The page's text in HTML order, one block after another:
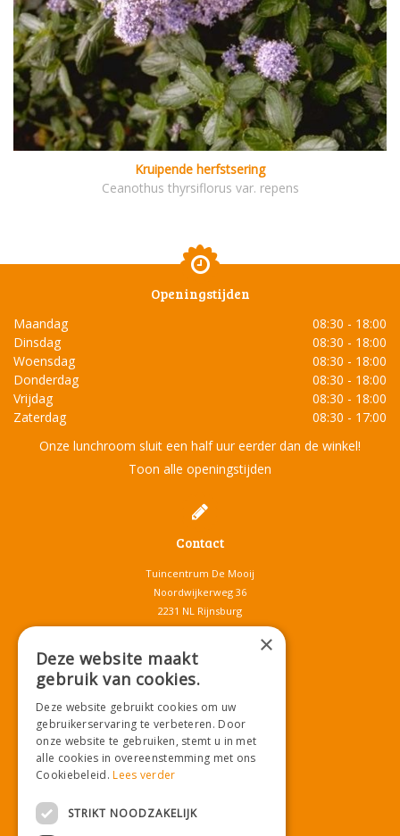
Kruipende herfstsering
Ceanothus thyrsiflorus var. repens
Openingstijden
Maandag
08:30 - 18:00
Dinsdag
08:30 - 18:00
Woensdag
08:30 - 18:00
Donderdag
08:30 - 18:00
Vrijdag
08:30 - 18:00
Zaterdag
08:30 - 17:00
Onze lunchroom sluit een half uur eerder dan de winkel!
Toon alle openingstijden
Contact
Tuincentrum De Mooij
Noordwijkerweg 36
2231 NL Rijnsburg
T.071-4080959
info@tuincentrumdemooij.nl
Download onze App!
×
Deze website maakt
gebruik van cookies.
Deze website gebruikt cookies om uw
gebruikerservaring te verbeteren. Door
onze website te gebruiken, stemt u in met
alle cookies in overeenstemming met ons
Cookiebeleid.Lees verder
STRIKT NOODZAKELIJK